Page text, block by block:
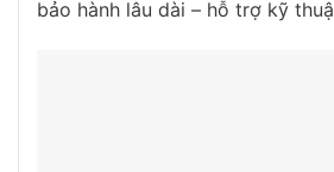
bảo hành lâu dài – hỗ trợ kỹ